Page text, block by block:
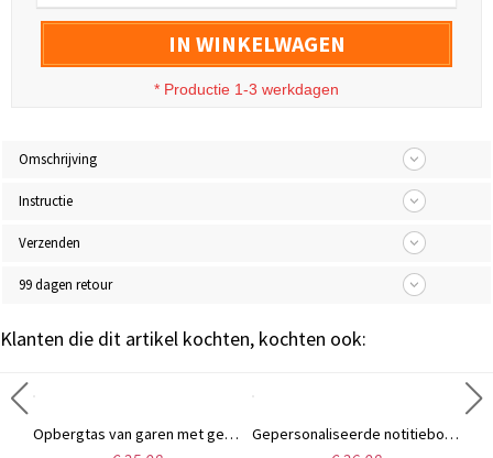
IN WINKELWAGEN
* Productie 1-3 werkdagen
Omschrijving
Instructie
Verzenden
99 dagen retour
Klanten die dit artikel kochten, kochten ook:
Opbergtas van garen met gepersonaliseerde naam voor babybedje, katoenen opbergtasje voor de babykamer, nachtkastje-opbergtasje, verjaardags-/kraamcadeau voor pasgeborenen/nieuwe ouders Gepersonaliseerde notitieboekset met naam, geboortebloem en 'nieuw hoofdstuk', A5-notitieboek en pen van PU-leer, pensioen-/verjaardagscadeau voor gepensioneerden/boekenwurmen/vrouwen